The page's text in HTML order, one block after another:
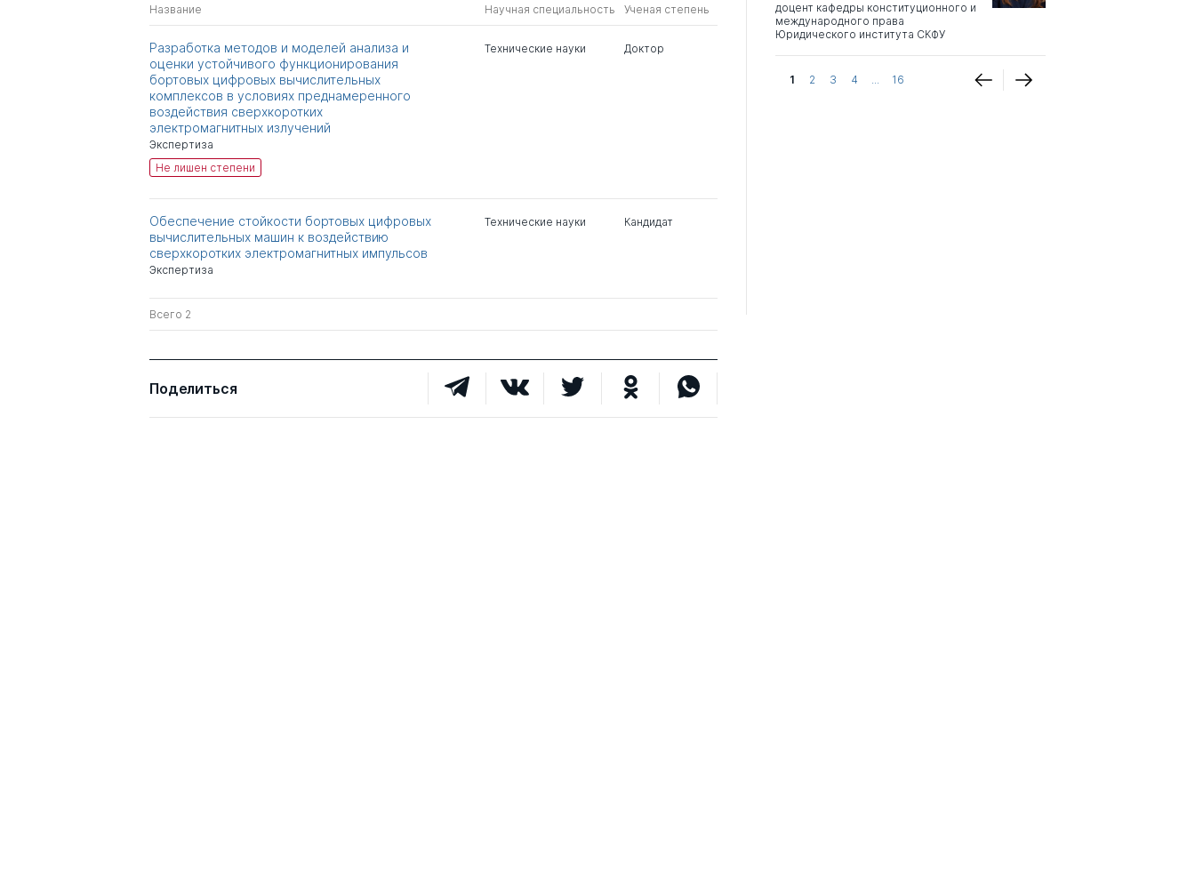
Название Научная специальность Ученая степень
Разработка методов и моделей анализа и
оценки устойчивого функционирования
бортовых цифровых вычислительных
комплексов в условиях преднамеренного
воздействия сверхкоротких
электромагнитных излучений
Экспертиза
Не лишен степени
Технические науки Доктор
Обеспечение стойкости бортовых цифровых
вычислительных машин к воздействию
сверхкоротких электромагнитных импульсов
Экспертиза
Технические науки Кандидат
Всего 2
Поделиться
доцент кафедры конституционного и
международного права
Юридического института СКФУ
1 2 3 4 ... 16